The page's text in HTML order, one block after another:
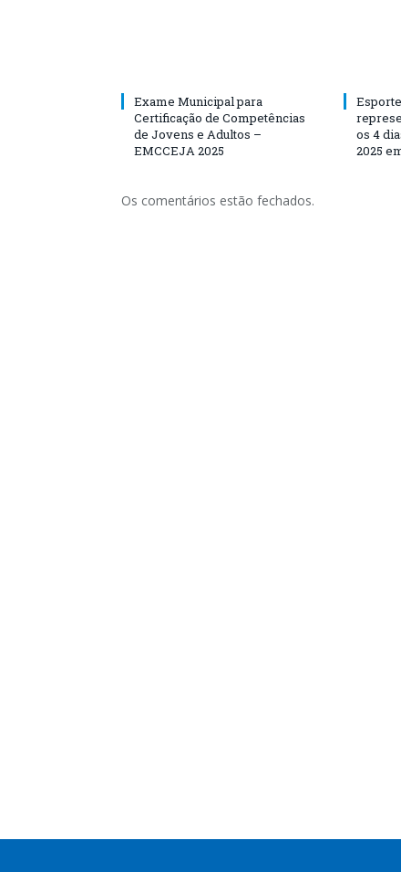
Exame Municipal para
Certificação de Competências
de Jovens e Adultos –
EMCCEJA 2025
os 4
2025
Os comentários estão fechados.